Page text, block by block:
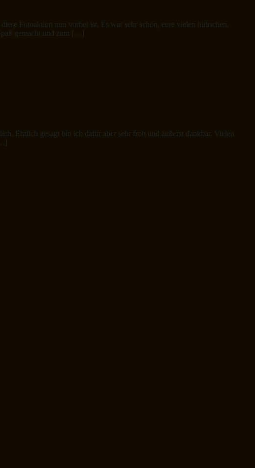
Fotoaktion nun vorbei ist. Es war sehr schön, eure vielen hübschen,
gemacht und zum […]
Ehrlich gesagt bin ich dafür aber sehr froh und äußerst dankbar. Vielen